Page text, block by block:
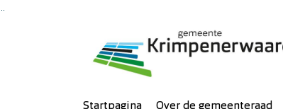
Startpagina Over de gemeenteraad